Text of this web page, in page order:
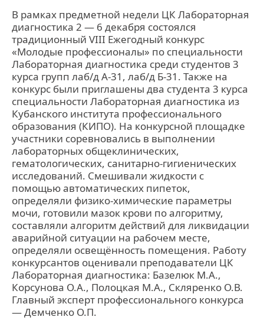
В рамках предметной недели ЦК Лабораторная
диагностика 2 — 6 декабря состоялся
традиционный VIII Ежегодный конкурс
«Молодые профессионалы» по специальности
Лабораторная диагностика среди студентов 3
курса групп лаб/д А-31, лаб/д Б-31. Также на
конкурс были приглашены два студента 3 курса
специальности Лабораторная диагностика из
Кубанского института профессионального
образования (КИПО). На конкурсной площадке
участники соревновались в выполнении
лабораторных общеклинических,
гематологических, санитарно-гигиенических
исследований. Смешивали жидкости с
помощью автоматических пипеток,
определяли физико-химические параметры
мочи, готовили мазок крови по алгоритму,
составляли алгоритм действий для ликвидации
аварийной ситуации на рабочем месте,
определяли освещённость помещения. Работу
конкурсантов оценивали преподаватели ЦК
Лабораторная диагностика: Базелюк М.А.,
Корсунова О.А., Полоцкая М.А., Скляренко О.В.
Главный эксперт профессионального конкурса
— Демченко О.П.